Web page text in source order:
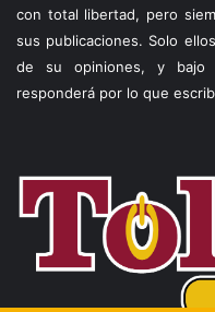
con total libertad, pero
sus publicaciones. Solo
de su opiniones, y bajo
responderá por lo que